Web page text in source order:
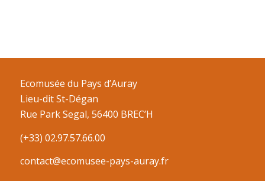
Ecomusée du Pays d’Auray
Lieu-dit St-Dégan
Rue Park Segal, 56400 BREC’H
(+33) 02.97.57.66.00
contact@ecomusee-pays-auray.fr